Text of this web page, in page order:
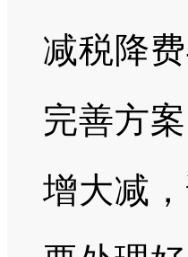
减税降
完善方
增大减